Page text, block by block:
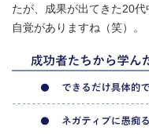
たが、成果が出てきた20
自覚がありますね（笑）。